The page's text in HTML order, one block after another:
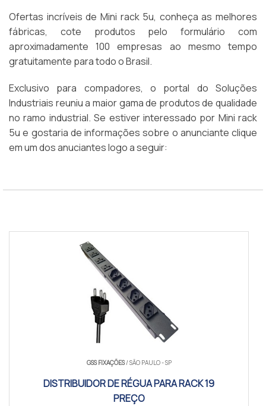
Ofertas incríveis de Mini rack 5u, conheça as melhores
fábricas, cote produtos pelo formulário com
aproximadamente 100 empresas ao mesmo tempo
gratuitamente para todo o Brasil.
Exclusivo para compadores, o portal do Soluções
Industriais reuniu a maior gama de produtos de qualidade
no ramo industrial. Se estiver interessado por Mini rack
5u e gostaria de informações sobre o anunciante clique
em um dos anuciantes logo a seguir:
GSS FIXAÇÕES/ SÃO PAULO - SP
DISTRIBUIDOR DE RÉGUA PARA RACK 19
PREÇO